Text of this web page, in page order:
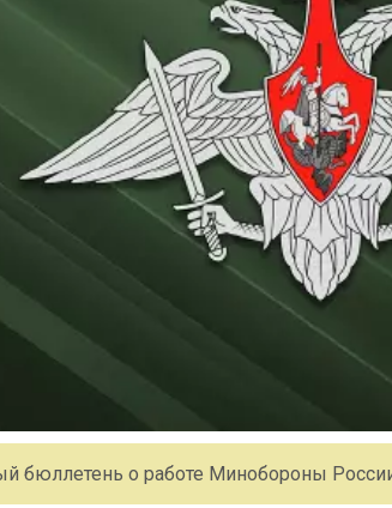
бюллетень о работе Минобороны